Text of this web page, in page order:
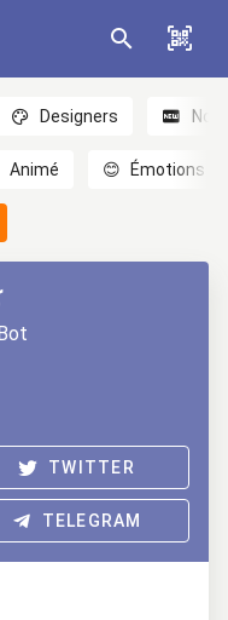
Designers
Animé 😊 Émotions
TWITTER
TELEGRAM